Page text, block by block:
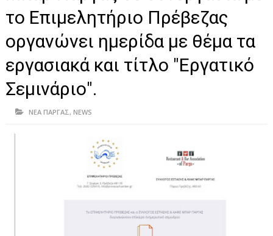
ΗΠΕΙΡΟΣ
ΠΡΕΒΕΖΑ
ΑΡΤΑ
ΙΩΑΝΝΙΝΑ
ΘΕΣΠΡΩΤΙΑ
ΥΓΕΙΑ-ΟΜΟΡΦΙΑ
το Επιμελητήριο Πρέβεζας
οργανώνει ημερίδα με θέμα τα
εργασιακά και τίτλο "Εργατικό
Σεμινάριο".
ΝΕΑ ΠΑΡΓΑΣ, NEWS